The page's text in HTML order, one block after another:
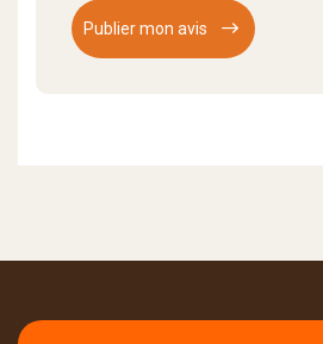
Publier mon avis